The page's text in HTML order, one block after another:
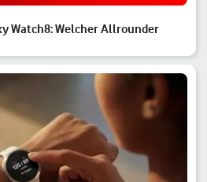
Watch8: Welcher Allrounder